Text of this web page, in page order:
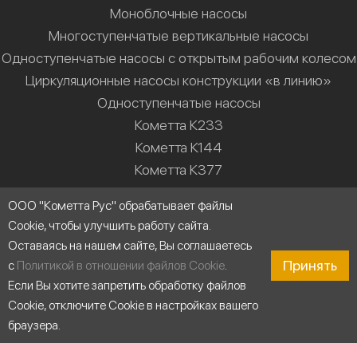
Моноблочные насосы
Многоступенчатые вертикальные насосы
Одноступенчатые насосы с открытым рабочим колесом
Циркуляционные насосы конструкции «в линию»
Одноступенчатые насосы
Кометта К233
Кометта К144
Кометта К377
Кометта К610
Кометта К987
Кометта К55М
Решения
Насосные станции
ООО "Кометта Рус" обрабатывает файлы
Cookie, чтобы улучшить работу сайта.
Оставаясь на нашем сайте, Вы соглашаетесь
с Политикой в отношении файлов Cookie.
Если Вы хотите запретить обработку файлов
Cookie, отключите Cookie в настройках вашего
браузера.
Принять